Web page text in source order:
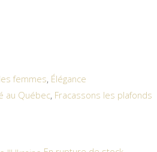
femmes, Élégance
au Québec, Fracassons les plafonds